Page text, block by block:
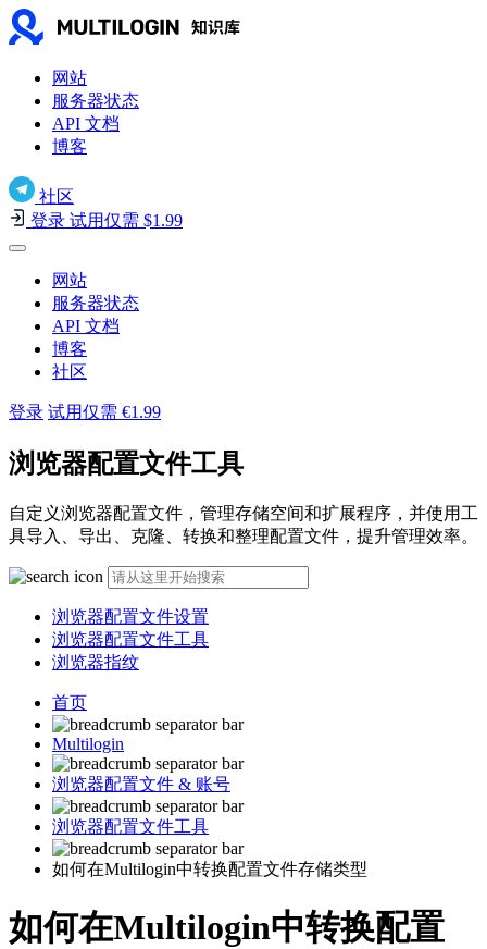
网站
服务器状态
API 文档
博客
社区
登录 试用仅需 $1.99
网站
服务器状态
API 文档
博客
社区
登录 试用仅需 €1.99
浏览器配置文件工具
自定义浏览器配置文件，管理存储空间和扩展程序，并使用工
具导入、导出、克隆、转换和整理配置文件，提升管理效率。
浏览器配置文件设置
浏览器配置文件工具
浏览器指纹
首页
Multilogin
浏览器配置文件 & 账号
浏览器配置文件工具
如何在Multilogin中转换配置文件存储类型
如何在Multilogin中转换配置